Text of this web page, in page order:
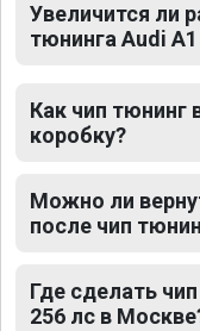
Увеличится ли
тюнинга Audi
Как чип тюнинг
коробку?
Можно ли
после чип
Где сделать
256 лс в